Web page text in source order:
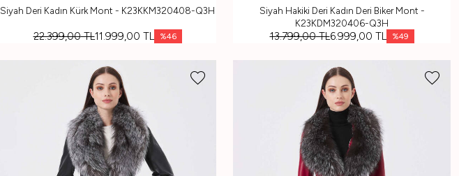
Siyah Deri Kadın Kürk Mont - K23KKM320408-Q3H
22.399,00TL11.999,00 TL %46
Siyah Hakiki Deri Kadın Deri Biker Mont -
K23KDM320406-Q3H
13.799,00TL6.999,00 TL %49